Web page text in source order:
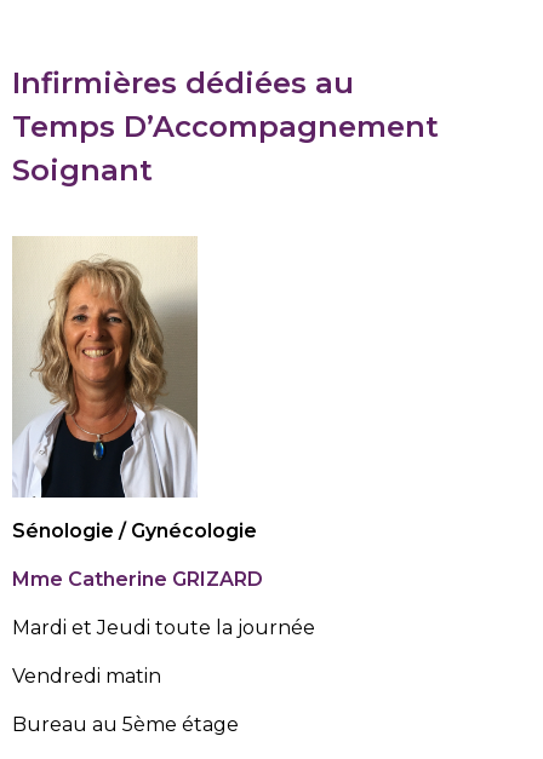
Infirmières dédiées au
Temps D’Accompagnement
Soignant
Sénologie / Gynécologie
Mme Catherine GRIZARD
Mardi et Jeudi toute la journée
Vendredi matin
Bureau au 5ème étage